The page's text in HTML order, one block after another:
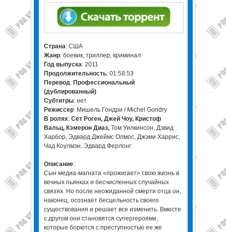
Страна: США
Жанр: боевик, триллер, криминал
Год выпуска: 2011
Продолжительность: 01:58:53
Перевод: Профессиональный
(дублированный)
Cубтитры: нет
Режиссер: Мишель Гондри / Michel Gondry
В ролях: Сет Роген, Джей Чоу, Кристоф
Вальц, Кэмерон Диаз, Том Уилкинсон, Дэвид
Харбор, Эдвард Джеймс Олмос, Джэми Харрис,
Чад Коулмэн, Эдвард Ферлонг
Описание:
Сын медиа-магната «прожигает» свою жизнь в
вечных пьянках и бесчисленных случайных
связях. Но после неожиданной смерти отца он,
наконец, осознает бесцельность своего
существования и решает все изменить. Вместе
с другом они становятся супергероями,
которые борются с преступностью ее же